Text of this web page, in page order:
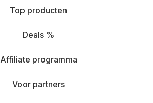
Top producten
Deals %
Affiliate programma
Voor partners